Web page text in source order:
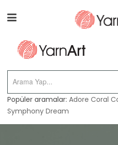
Popüler aramalar: Adore Coral
Symphony Dream